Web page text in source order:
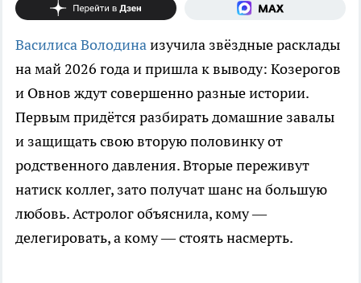
Василиса Володинаизучила звёздные расклады
на май 2026 года и пришла к выводу: Козерогов
и Овнов ждут совершенно разные истории.
Первым придётся разбирать домашние завалы
и защищать свою вторую половинку от
родственного давления. Вторые переживут
натиск коллег, зато получат шанс на большую
любовь. Астролог объяснила, кому —
делегировать, а кому — стоять насмерть.